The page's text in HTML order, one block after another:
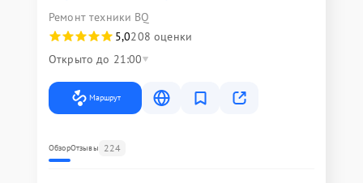
Ремонт техники BQ
5,0208 оценки
Открыто до 21:00
Маршрут
ОбзорОтзывы 224